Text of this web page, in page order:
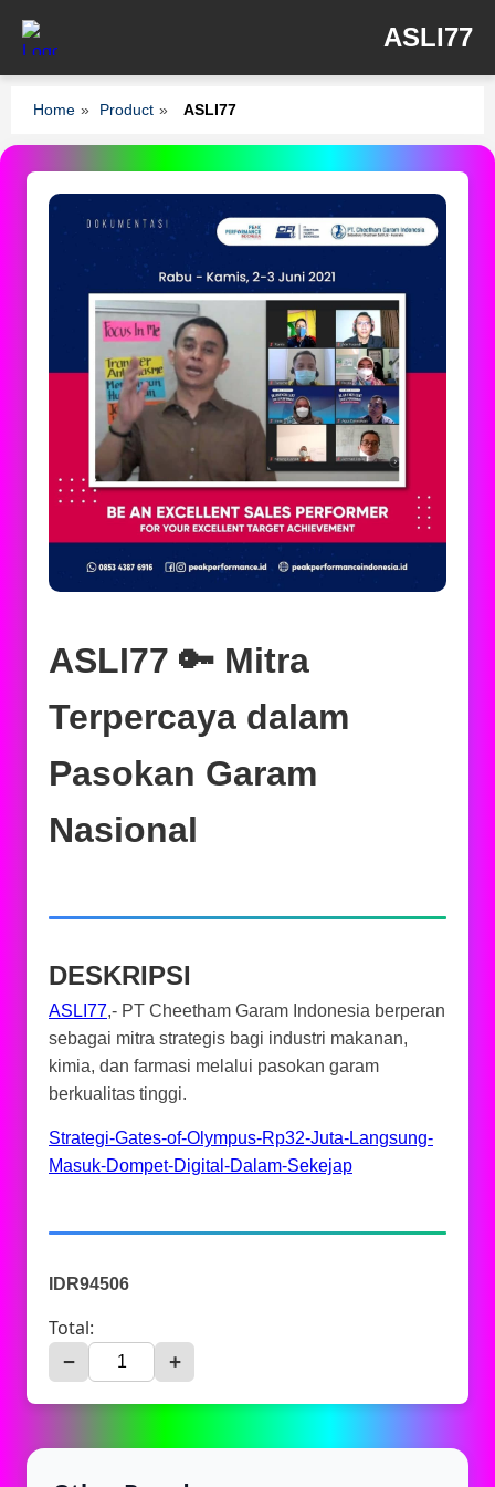
ASLI77
Home » Product » ASLI77
ASLI77 🔑 Mitra
Terpercaya dalam
Pasokan Garam
Nasional
DESKRIPSI
ASLI77,- PT Cheetham Garam Indonesia berperan
sebagai mitra strategis bagi industri makanan,
kimia, dan farmasi melalui pasokan garam
berkualitas tinggi.
Strategi-Gates-of-Olympus-Rp32-Juta-Langsung-
Masuk-Dompet-Digital-Dalam-Sekejap
IDR94506
Total:
− +